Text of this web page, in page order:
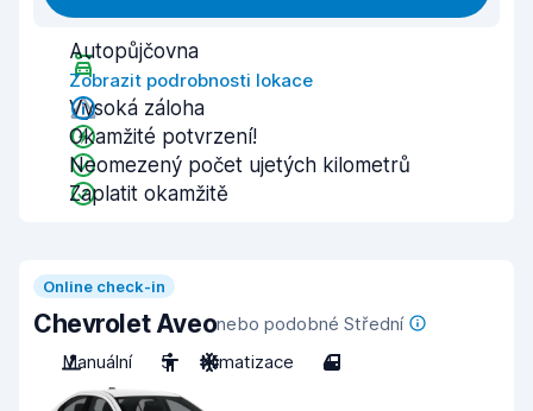
Autopůjčovna
Zobrazit podrobnosti lokace
Vysoká záloha
Okamžité potvrzení!
Neomezený počet ujetých kilometrů
Zaplatit okamžitě
Online check-in
Chevrolet Aveonebo podobné Střední
Manuální
5 Klimatizace 4